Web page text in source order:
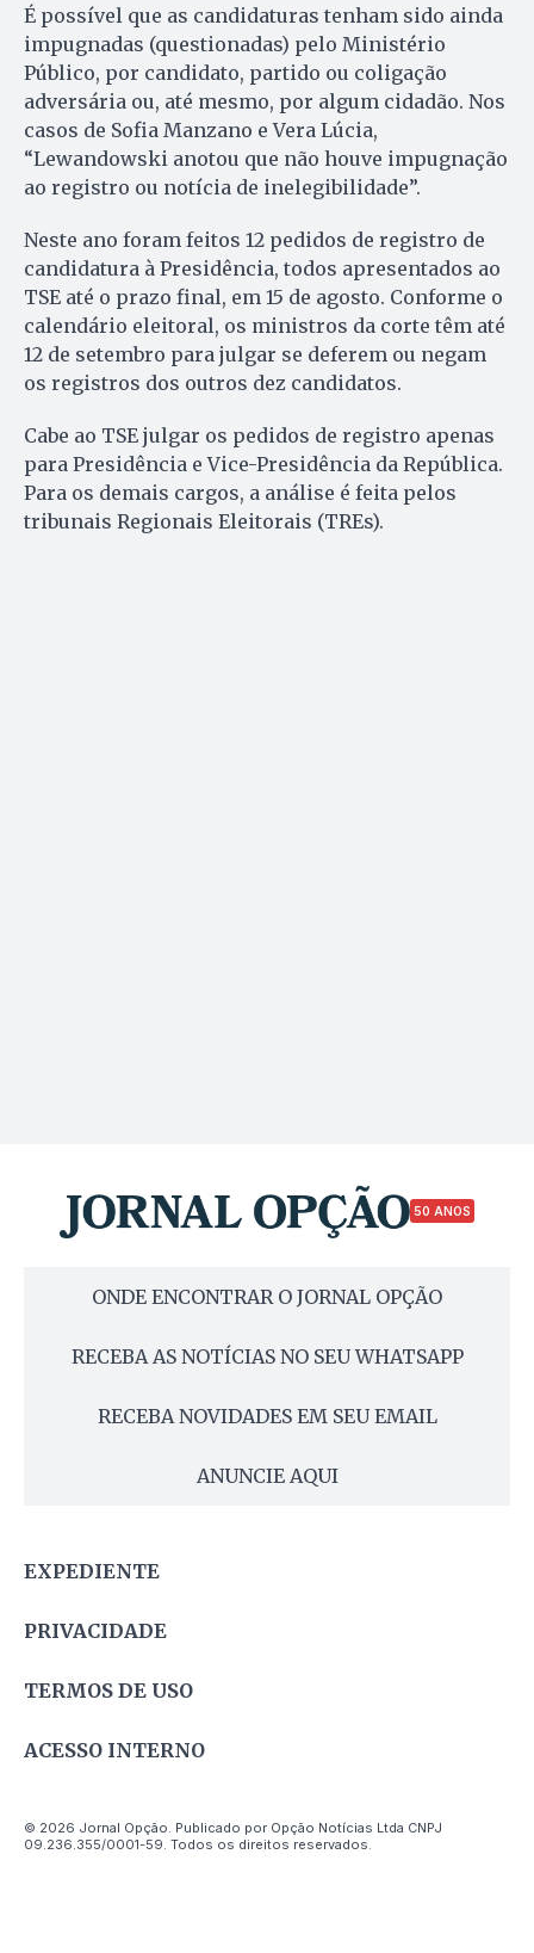
É possível que as candidaturas tenham sido ainda
impugnadas (questionadas) pelo Ministério
Público, por candidato, partido ou coligação
adversária ou, até mesmo, por algum cidadão. Nos
casos de Sofia Manzano e Vera Lúcia,
“Lewandowski anotou que não houve impugnação
ao registro ou notícia de inelegibilidade”.
Neste ano foram feitos 12 pedidos de registro de
candidatura à Presidência, todos apresentados ao
TSE até o prazo final, em 15 de agosto. Conforme o
calendário eleitoral, os ministros da corte têm até
12 de setembro para julgar se deferem ou negam
os registros dos outros dez candidatos.
Cabe ao TSE julgar os pedidos de registro apenas
para Presidência e Vice-Presidência da República.
Para os demais cargos, a análise é feita pelos
tribunais Regionais Eleitorais (TREs).
50 ANOS
ONDE ENCONTRAR O JORNAL OPÇÃO
RECEBA AS NOTÍCIAS NO SEU WHATSAPP
RECEBA NOVIDADES EM SEU EMAIL
ANUNCIE AQUI
EXPEDIENTE
PRIVACIDADE
TERMOS DE USO
ACESSO INTERNO
© 2026 Jornal Opção. Publicado por Opção Notícias Ltda CNPJ
09.236.355/0001-59. Todos os direitos reservados.